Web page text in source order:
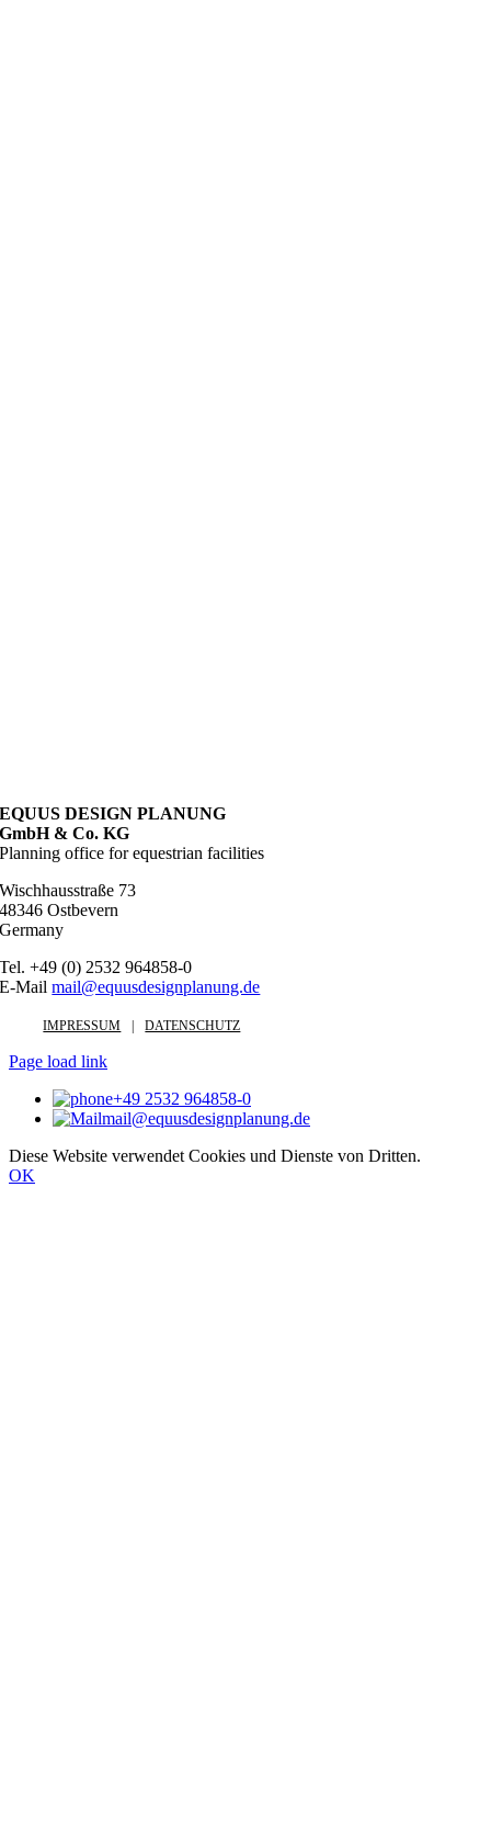
EQUUS DESIGN PLANUNG
GmbH & Co. KG
Planning office for equestrian facilities
Wischhausstraße 73
48346 Ostbevern
Germany
Tel. +49 (0) 2532 964858-0
E-Mailmail@equusdesignplanung.de
IMPRESSUM DATENSCHUTZ
Page load link
+49 2532 964858-0
mail@equusdesignplanung.de
Diese Website verwendet Cookies und Dienste von Dritten.
OK